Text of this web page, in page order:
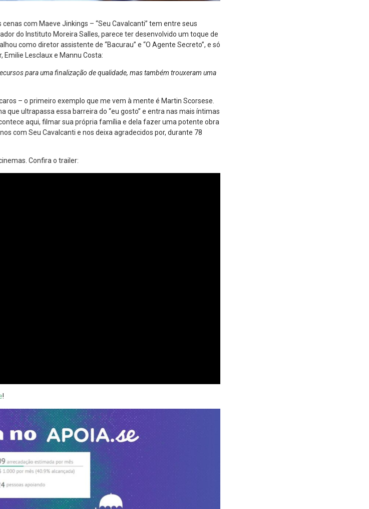
com Maeve Jinkings – “Seu Cavalcanti” tem entre seus
do Instituto Moreira Salles, parece ter desenvolvido um toque de
como diretor assistente de “Bacurau” e “O Agente Secreto”, e só
Lesclaux e Mannu Costa:
para uma finalização de qualidade, mas também trouxeram uma
– o primeiro exemplo que me vem à mente é Martin Scorsese.
que ultrapassa essa barreira do “eu gosto” e entra nas mais íntimas
aqui, filmar sua própria família e dela fazer uma potente obra
com Seu Cavalcanti e nos deixa agradecidos por, durante 78
Confira o trailer:
!